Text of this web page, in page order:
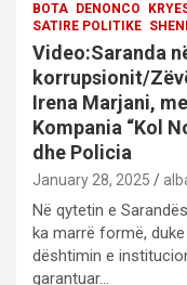
BOTA DENONCO
SATIRE POLITIKE
Video:Saranda
korrupsionit/
Irena Marjani,
Kompania “Kol
dhe Policia
January 28, 2025
Në qytetin e
ka marrë formë,
dështimin e
garantuar…